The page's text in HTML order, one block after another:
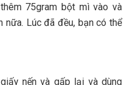
75gram bột mì vào và
nữa. Lúc đã đều, bạn có thể
nến và gấp lại và dùng